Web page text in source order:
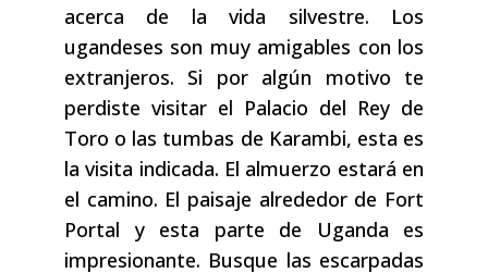
acerca de la vida silvestre. Los
ugandeses son muy amigables con los
extranjeros. Si por algún motivo te
perdiste visitar el Palacio del Rey de
Toro o las tumbas de Karambi, esta es
la visita indicada. El almuerzo estará en
el camino. El paisaje alrededor de Fort
Portal y esta parte de Uganda es
impresionante. Busque las escarpadas